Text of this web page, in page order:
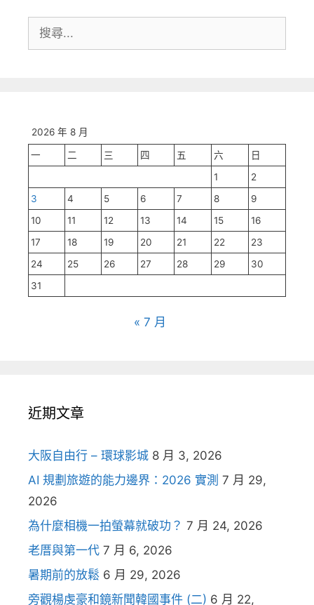
尋:
2026 年 8 月
一 二 三 四 五 六
日
1
2
3
4 5 6 7 8
9
10
11 12 13 14 15
16
17
18 19 20 21 22
23
24
25 26 27 28 29
30
31
« 7 月
近期文章
大阪自由行 – 環球影城 8 月 3, 2026
AI 規劃旅遊的能力邊界：2026 實測 7 月 29,
2026
為什麼相機一拍螢幕就破功？ 7 月 24, 2026
老厝與第一代 7 月 6, 2026
暑期前的放鬆 6 月 29, 2026
旁觀楊虔豪和鏡新聞韓國事件 (二) 6 月 22,